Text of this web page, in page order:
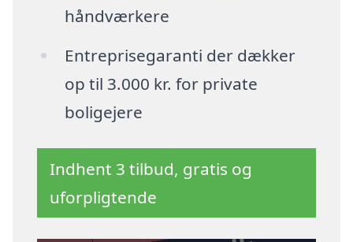
håndværkere
Entreprisegaranti der dækker
op til 3.000 kr. for private
boligejere
Indhent 3 tilbud, gratis og
uforpligtende